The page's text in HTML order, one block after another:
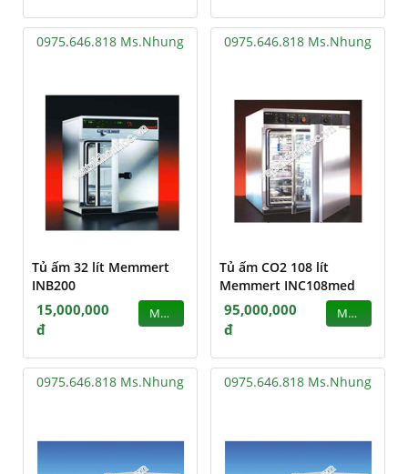
0975.646.818 Ms.Nhung
Tủ ấm 32 lít Memmert
INB200
15,000,000
đ
MUA
0975.646.818 Ms.Nhung
Tủ ấm CO2 108 lít
Memmert INC108med
95,000,000
đ
MUA
0975.646.818 Ms.Nhung 0975.646.818 Ms.Nhung